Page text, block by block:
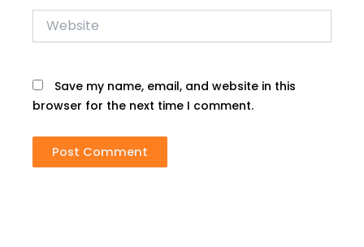
Website
Save my name, email, and website in this
browser for the next time I comment.